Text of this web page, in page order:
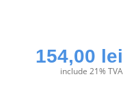
154,00 lei
include 21% TVA